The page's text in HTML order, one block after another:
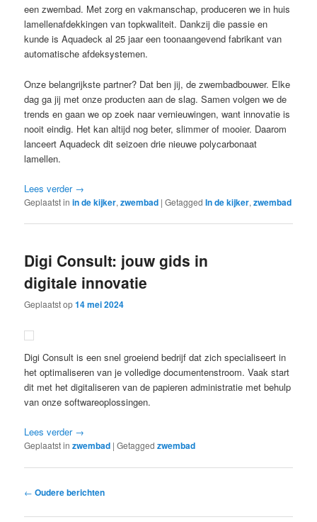
een zwembad. Met zorg en vakmanschap, produceren we in huis
lamellenafdekkingen van topkwaliteit. Dankzij die passie en
kunde is Aquadeck al 25 jaar een toonaangevend fabrikant van
automatische afdeksystemen.
Onze belangrijkste partner? Dat ben jij, de zwembadbouwer. Elke
dag ga jij met onze producten aan de slag. Samen volgen we de
trends en gaan we op zoek naar vernieuwingen, want innovatie is
nooit eindig. Het kan altijd nog beter, slimmer of mooier. Daarom
lanceert Aquadeck dit seizoen drie nieuwe polycarbonaat
lamellen.
Lees verder →
Geplaatst in in de kijker,zwembad |Getagged In de kijker,zwembad
Digi Consult: jouw gids in
digitale innovatie
Geplaatst op14 mei 2024
Digi Consult is een snel groeiend bedrijf dat zich specialiseert in
het optimaliseren van je volledige documentenstroom. Vaak start
dit met het digitaliseren van de papieren administratie met behulp
van onze softwareoplossingen.
Lees verder →
Geplaatst in zwembad |Getagged zwembad
Bericht
← Oudere berichten